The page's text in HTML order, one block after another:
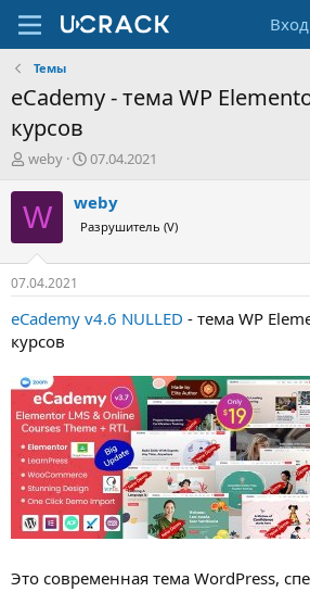
Вход
Темы
eCademy - тема WP
курсов
А
т
о
т
е
м
ы
weby
Д
т
н
а
л
07.04.2021
W weby
Разрушитель (V)
07.04.2021
eCademy v4.6 NULLED - тема WP
курсов
Это современная тема WordPress,